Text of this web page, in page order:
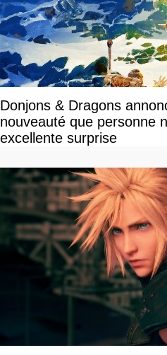
Donjons & Dragons
nouveauté que personne
excellente surprise